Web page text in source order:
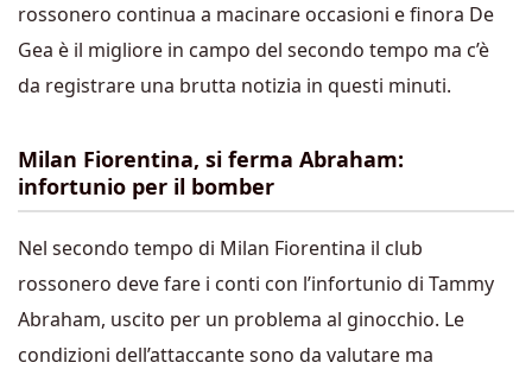
rossonero continua a macinare occasioni e finora De
Gea è il migliore in campo del secondo tempo ma c’è
da registrare una brutta notizia in questi minuti.
Milan Fiorentina, si ferma Abraham:
infortunio per il bomber
Nel secondo tempo di Milan Fiorentina il club
rossonero deve fare i conti con l’infortunio di Tammy
Abraham, uscito per un problema al ginocchio. Le
condizioni dell’attaccante sono da valutare ma